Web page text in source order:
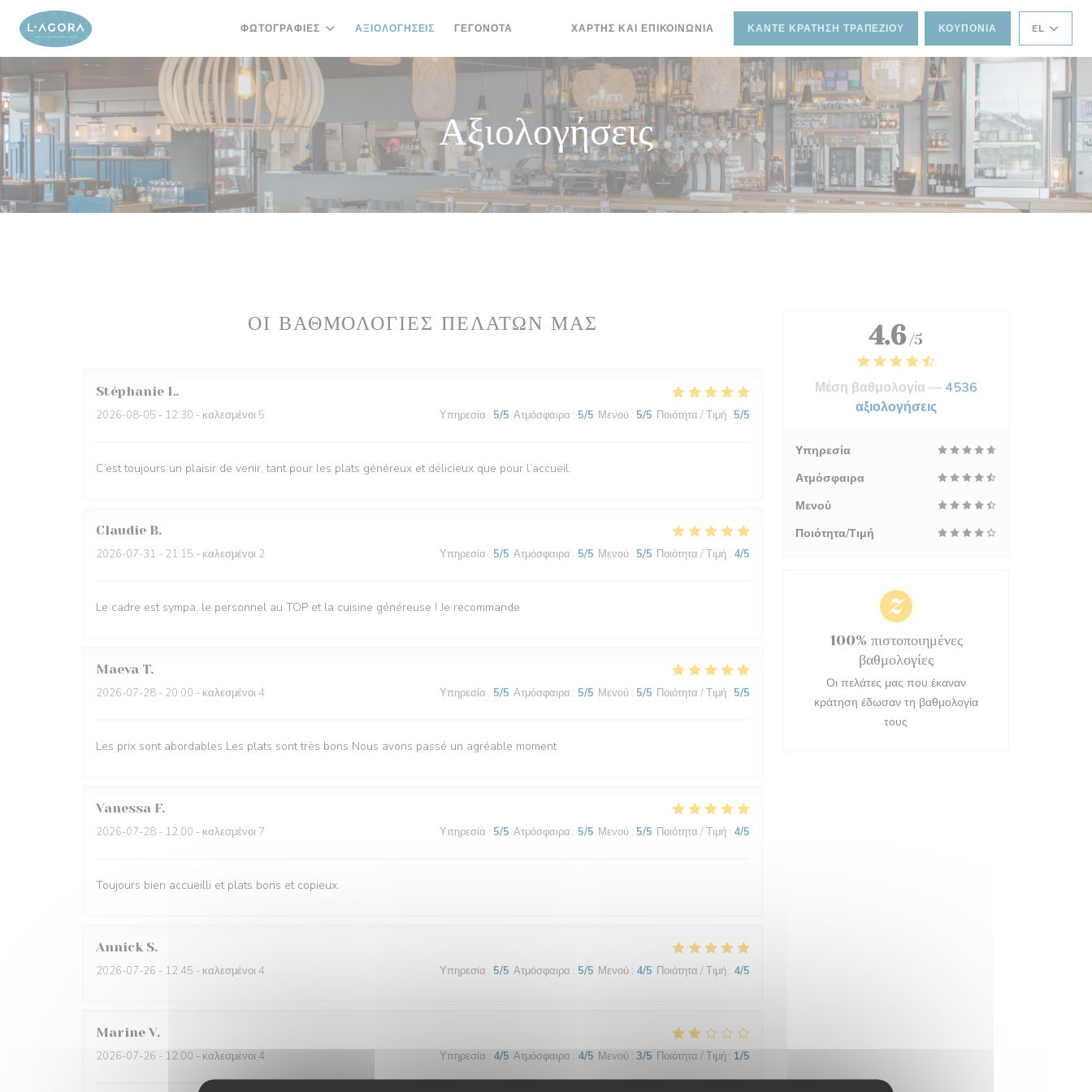
Πίνακας διαχείρισης "Μπισκότων" (Cookies)
ΦΩΤΟΓΡΑΦΊΕΣ ΑΞΙΟΛΟΓΉΣΕΙΣ ΓΕΓΟΝΌΤΑ ΧΆΡΤΗΣ ΚΑΙ ΕΠΙΚΟΙΝΩΝΊΑ ΚΆΝΤΕ ΚΡΆΤΗΣΗ ΤΡΑΠΕΖΙΟΎ ΚΟΥΠΌΝΙΑ EL
Αξιολογήσεις
ΟΙ ΒΑΘΜΟΛΟΓΊΕΣ ΠΕΛΑΤΏΝ ΜΑΣ
Stéphanie L
2026-08-05 - 12:30 - καλεσμένοι 5 Υπηρεσία : 5/5 Ατμόσφαιρα : 5/5 Μενού : 5/5 Ποιότητα / Τιμή : 5/5
C’est toujours un plaisir de venir, tant pour les plats généreux et délicieux que pour l’accueil.
Claudie B
2026-07-31 - 21:15 - καλεσμένοι 2 Υπηρεσία : 5/5 Ατμόσφαιρα : 5/5 Μενού : 5/5 Ποιότητα / Τιμή : 4/5
Le cadre est sympa, le personnel au TOP et la cuisine généreuse ! Je recommande
Maeva T
2026-07-28 - 20:00 - καλεσμένοι 4 Υπηρεσία : 5/5 Ατμόσφαιρα : 5/5 Μενού : 5/5 Ποιότητα / Τιμή : 5/5
Les prix sont abordables Les plats sont très bons Nous avons passé un agréable moment
Vanessa F
2026-07-28 - 12:00 - καλεσμένοι 7 Υπηρεσία : 5/5 Ατμόσφαιρα : 5/5 Μενού : 5/5 Ποιότητα / Τιμή : 4/5
Toujours bien accueilli et plats bons et copieux.
Annick S
2026-07-26 - 12:45 - καλεσμένοι 4 Υπηρεσία : 5/5 Ατμόσφαιρα : 5/5 Μενού : 4/5 Ποιότητα / Τιμή : 4/5
Marine V
2026-07-26 - 12:00 - καλεσμένοι 4 Υπηρεσία : 4/5 Ατμόσφαιρα : 4/5 Μενού : 3/5 Ποιότητα / Τιμή : 1/5
4.6 /5
Μέση βαθμολογία — 4536
αξιολογήσεις
Υπηρεσία
Ατμόσφαιρα
Μενού
Ποιότητα/Τιμή
100% πιστοποιημένες
βαθμολογίες
Οι πελάτες μας που έκαναν
κράτηση έδωσαν τη βαθμολογία
τους